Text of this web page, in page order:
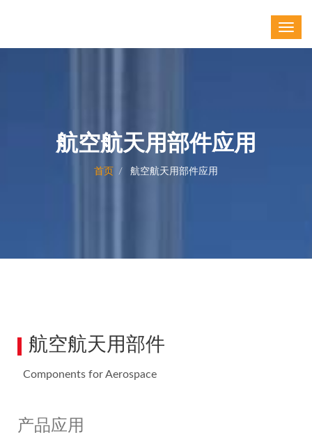
航空航天用部件应用
首页 航空航天用部件应用
航空航天用部件
Components for Aerospace
产品应用